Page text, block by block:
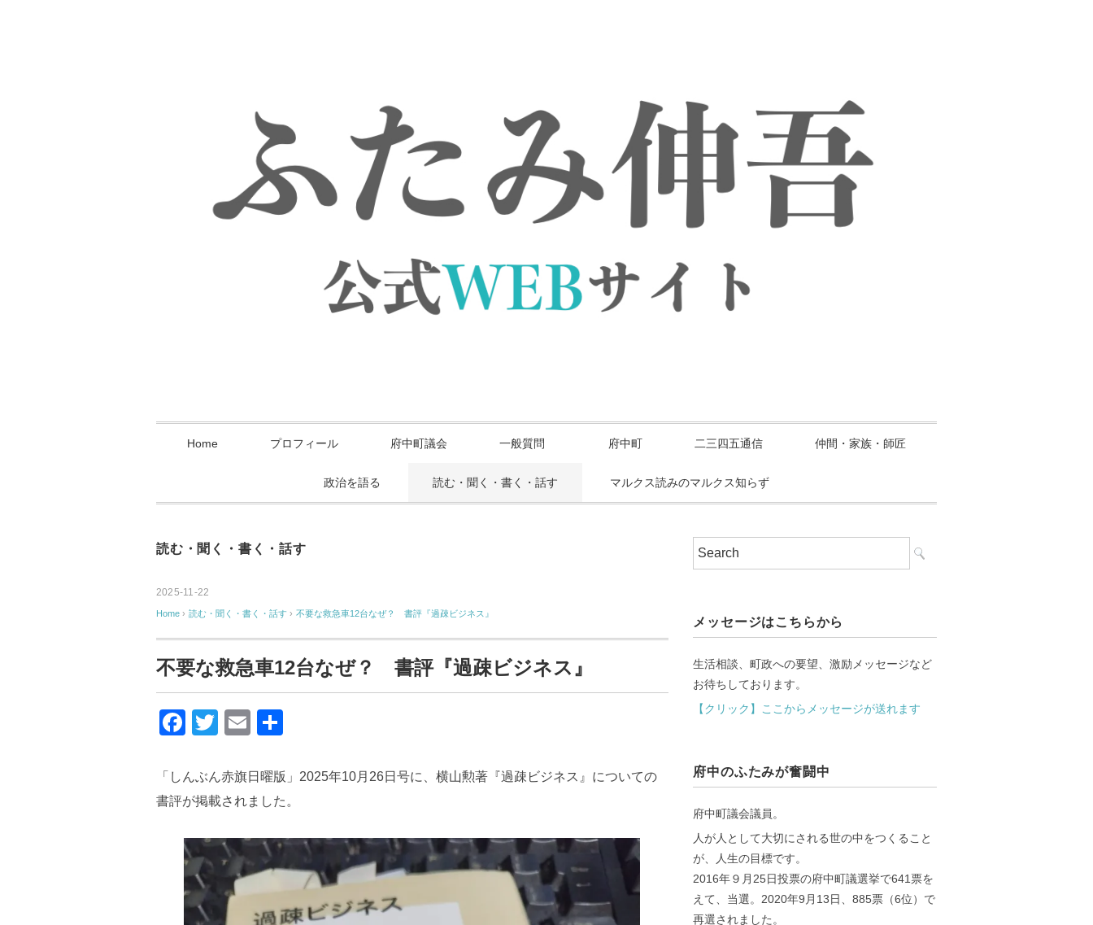
Home プロフィール 府中町議会 一般質問 府中町 二三四五通信 仲間・家族・師匠
政治を語る 読む・聞く・書く・話す マルクス読みのマルクス知らず
読む・聞く・書く・話す
2025-11-22
Home › 読む・聞く・書く・話す › 不要な救急車12台なぜ？ 書評『過疎ビジネス』
不要な救急車12台なぜ？ 書評『過疎ビジネス』
F
c
e
o
o
k
T
tt
er
E
ail
「しんぶん赤旗日曜版」2025年10月26日号に、横山勲著『過疎ビジネス』についての
書評が掲載されました。
メッセージはこちらから
生活相談、町政への要望、激励メッセージなど
お待ちしております。
【クリック】ここからメッセージが送れます
府中のふたみが奮闘中
府中町議会議員。
人が人として大切にされる世の中をつくること
が、人生の目標です。
2016年９月25日投票の府中町議選挙で641票を
えて、当選。2020年9月13日、885票（6位）で
再選されました。